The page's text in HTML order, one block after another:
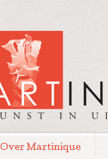
Over Martinique